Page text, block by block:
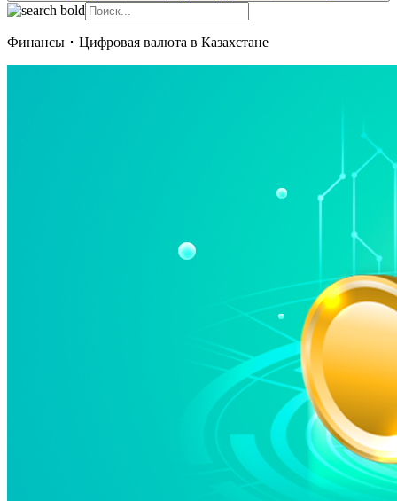
Финансы ･ Цифровая валюта в Казахстане